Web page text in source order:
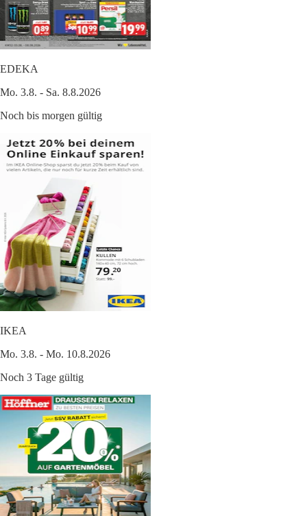
EDEKA
Mo. 3.8. - Sa. 8.8.2026
Noch bis morgen gültig
IKEA
Mo. 3.8. - Mo. 10.8.2026
Noch 3 Tage gültig